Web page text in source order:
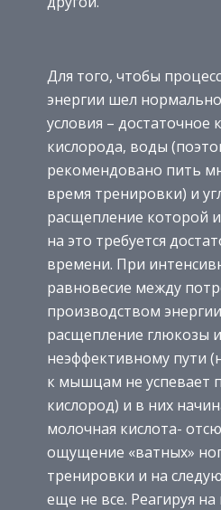
Для того, чтобы
энергии шел
условия – достаточное
кислорода, воды
рекомендовано пить
время тренировки) и
расщепление которой
на это требуется
времени. При
равновесие между
производством
расщепление глюкозы
неэффективному пути
к мышцам не успевает
кислород) и в них
молочная кислота-
ощущение «ватных»
тренировки и на
еще не все. Реагируя на